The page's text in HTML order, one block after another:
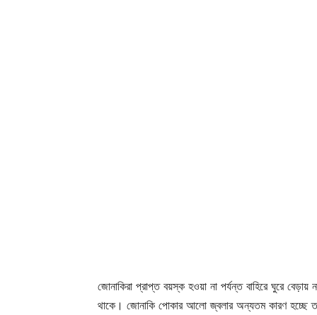
জোনাকিরা প্রাপ্ত বয়স্ক হওয়া না পর্যন্ত বাহিরে ঘুরে
থাকে। জোনাকি পোকার আলো জ্বলার অন্যতম কারণ হচ্ছে